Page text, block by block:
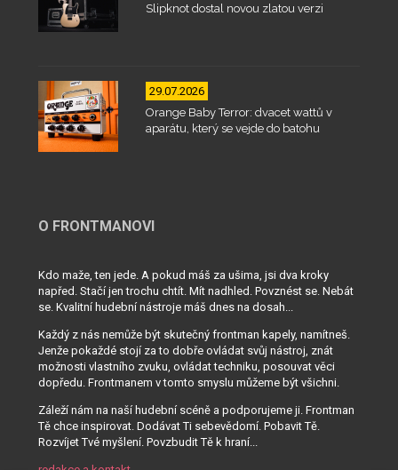
Slipknot dostal novou zlatou verzi
29.07.2026
Orange Baby Terror: dvacet wattů v
aparátu, který se vejde do batohu
O FRONTMANOVI
Kdo maže, ten jede. A pokud máš za ušima, jsi dva kroky
napřed. Stačí jen trochu chtít. Mít nadhled. Povznést se. Nebát
se. Kvalitní hudební nástroje máš dnes na dosah...
Každý z nás nemůže být skutečný frontman kapely, namítneš.
Jenže pokaždé stojí za to dobře ovládat svůj nástroj, znát
možnosti vlastního zvuku, ovládat techniku, posouvat věci
dopředu. Frontmanem v tomto smyslu můžeme být všichni.
Záleží nám na naší hudební scéně a podporujeme ji. Frontman
Tě chce inspirovat. Dodávat Ti sebevědomí. Pobavit Tě.
Rozvíjet Tvé myšlení. Povzbudit Tě k hraní...